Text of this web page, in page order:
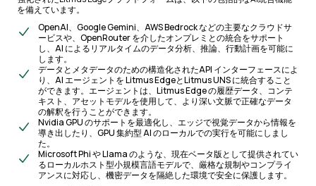
を備えています。
OpenAI、Google Gemini、AWS Bedrock などの主要なクラウドサ
ービスや、OpenRouter を介したオンプレミとの統合をサポート
し、AI によるリアルタイムのデータ分析、推論、行動計画を可能に
します。
データとメタデータのための構造化されたAPI インターフェースによ
り、AI エージェントを Litmus EdgeとLitmus UNS に統合すること
ができます。エージェントは、Litmus Edge の履歴データ、コンテ
キスト、アセットモデルを使用して、より深い文脈で正確なデータ
の解釈を行うことができます。
Nvidia GPU のサポートを最適化し、エッジで視覚データから情報を
導き出したり、GPU 集約型 AI のローカルでの実行を可能にしまし
た。
Microsoft Phi や Llama のような、現在ベータ版として提供されてい
るローカルホスト型小規模言語モデルで、厳格な規制やコンプライ
アンスに対応し、機密データを隔絶した環境で安全に保護します。